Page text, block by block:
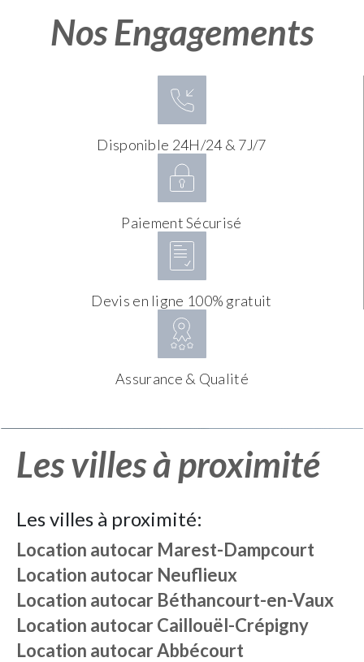
Nos Engagements
Disponible 24H/24 & 7J/7
Paiement Sécurisé
Devis en ligne 100% gratuit
Assurance & Qualité
Les villes à proximité
Les villes à proximité:
Location autocar Marest-Dampcourt
Location autocar Neuflieux
Location autocar Béthancourt-en-Vaux
Location autocarCaillouël-Crépigny
Location autocarAbbécourt